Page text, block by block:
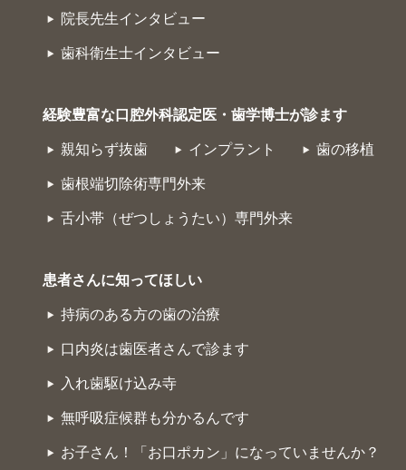
院長先生インタビュー
歯科衛生士インタビュー
経験豊富な口腔外科認定医・歯学博士が診ます
親知らず抜歯 インプラント 歯の移植
歯根端切除術専門外来
舌小帯（ぜつしょうたい）専門外来
患者さんに知ってほしい
持病のある方の歯の治療
口内炎は歯医者さんで診ます
入れ歯駆け込み寺
無呼吸症候群も分かるんです
お子さん！「お口ポカン」になっていませんか？